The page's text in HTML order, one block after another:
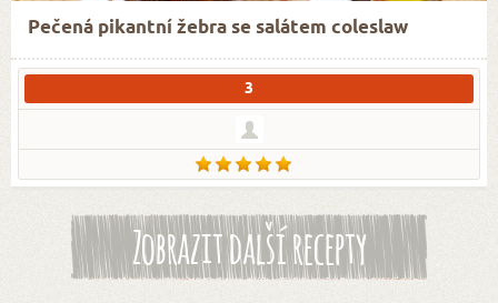
Pečená pikantní žebra se salátem coleslaw
3
Zobrazit další recepty